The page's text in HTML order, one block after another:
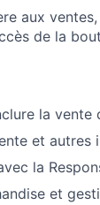
aux
de la
la
et autres
la
et